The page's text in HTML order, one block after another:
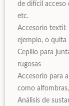
de difícil acceso
etc.
Accesorio textil:
ejemplo, o quita
Cepillo para
rugosas
Accesorio para
como
Análisis de